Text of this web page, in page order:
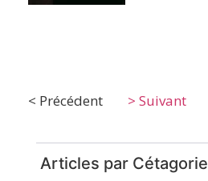
< Précédent > Suivant
Articles par Cétagorie